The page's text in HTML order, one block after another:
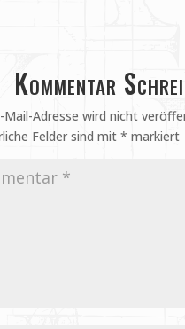
Kommentar
Mail-Adresse wird nicht
Felder sind mit * markiert